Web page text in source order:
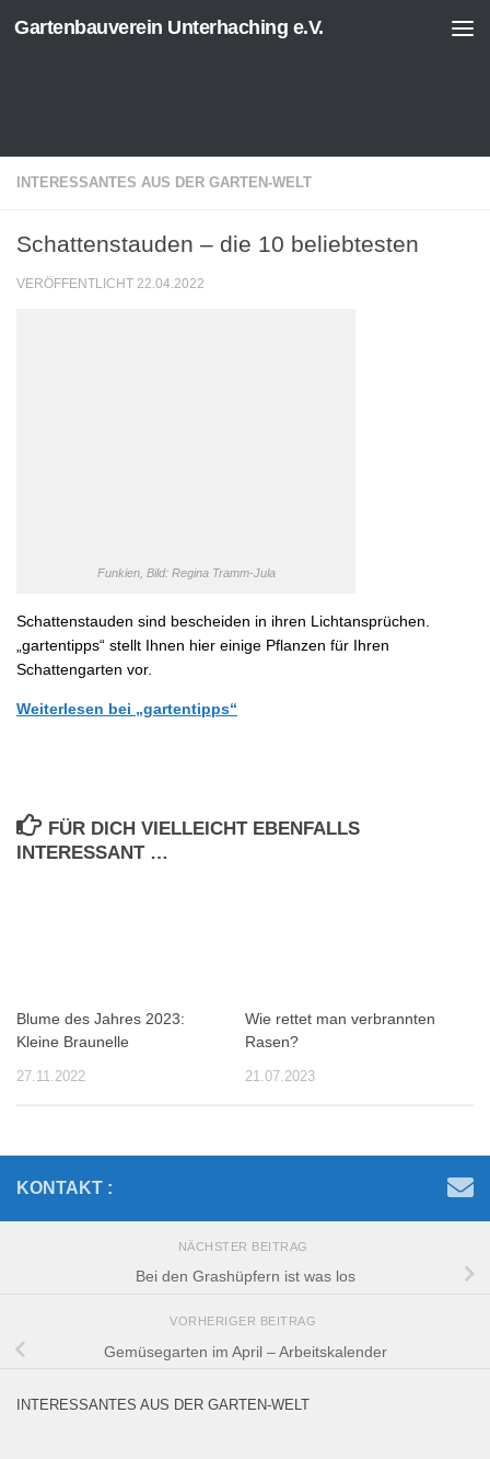
Zum Inhalt springen
Gartenbauverein Unterhaching e.V.
INTERESSANTES AUS DER GARTEN-WELT
Schattenstauden – die 10 beliebtesten
VERÖFFENTLICHT 22.04.2022
Funkien, Bild: Regina Tramm-Jula
Schattenstauden sind bescheiden in ihren Lichtansprüchen.
„gartentipps“ stellt Ihnen hier einige Pflanzen für Ihren
Schattengarten vor.
Weiterlesen bei „gartentipps“
FÜR DICH VIELLEICHT EBENFALLS
INTERESSANT …
Blume des Jahres 2023:
Kleine Braunelle
27.11.2022
Wie rettet man verbrannten
Rasen?
21.07.2023
KONTAKT :
NÄCHSTER BEITRAG
Bei den Grashüpfern ist was los
VORHERIGER BEITRAG
Gemüsegarten im April – Arbeitskalender
INTERESSANTES AUS DER GARTEN-WELT